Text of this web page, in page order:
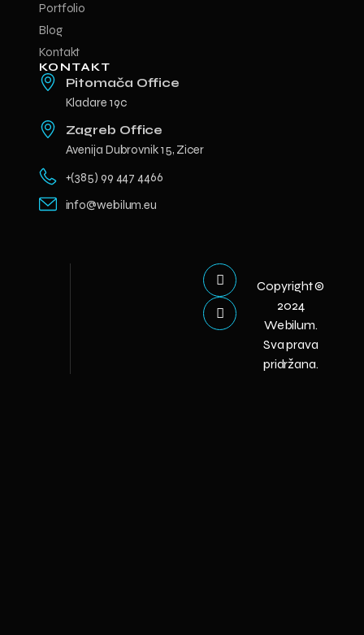
Copyright ©
2024
Webilum.
Sva prava
pridržana.
Portfolio
Blog
Kontakt
KONTAKT
Pitomača Office
Kladare 19c
Zagreb Office
Avenija Dubrovnik 15, Zicer
+(385) 99 447 4466
info@webilum.eu